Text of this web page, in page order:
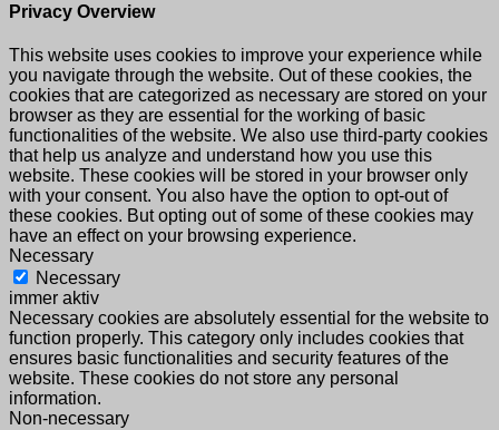
Privacy Overview
This website uses cookies to improve your experience while
you navigate through the website. Out of these cookies, the
cookies that are categorized as necessary are stored on your
browser as they are essential for the working of basic
functionalities of the website. We also use third-party cookies
that help us analyze and understand how you use this
website. These cookies will be stored in your browser only
with your consent. You also have the option to opt-out of
these cookies. But opting out of some of these cookies may
have an effect on your browsing experience.
Necessary
Necessary
immer aktiv
Necessary cookies are absolutely essential for the website to
function properly. This category only includes cookies that
ensures basic functionalities and security features of the
website. These cookies do not store any personal
information.
Non-necessary